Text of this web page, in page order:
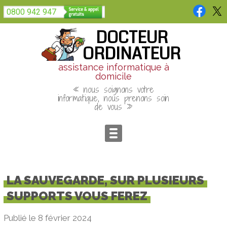
0800 942 947
DOCTEUR
ORDINATEUR
assistance informatique à
domicile
« nous soignons votre
informatique, nous prenons soin
de vous »
LA SAUVEGARDE, SUR PLUSIEURS
SUPPORTS VOUS FEREZ
Publié le 8 février 2024
Panneau de gestion des cookies